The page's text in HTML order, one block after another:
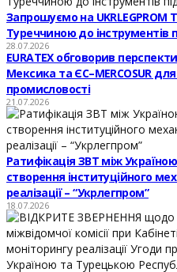
Запрошуємо на UKRLEGPROM
Туреччиною до інструментів
28.07.2026
EURATEX обговорив
Мексика та ЄС–MERCOSUR
промисловості
21.07.2026
Ратифікація ЗВТ між
створення інституційного
реалізації – “Укрлегпром”
18.07.2026